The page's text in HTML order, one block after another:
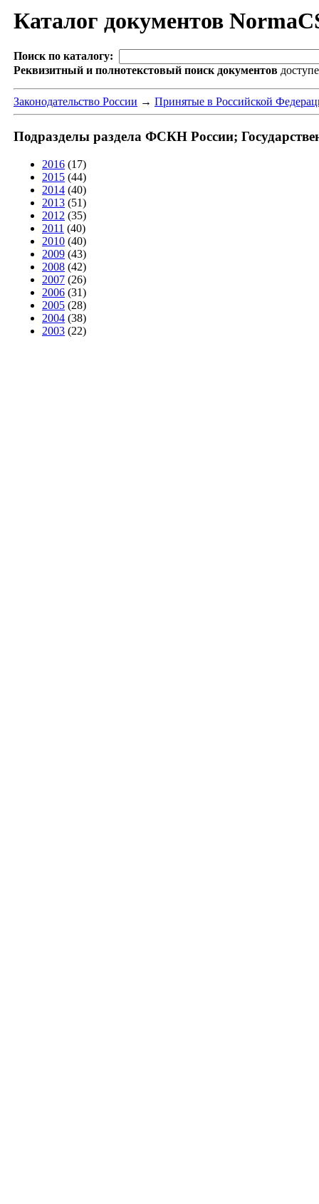
Каталог документов
Поиск по каталогу:
Реквизитный и полнотекстовый поиск документов
Законодательство России → Принятые в Российской
Подразделы раздела ФСКН России;
2016 (17)
2015 (44)
2014 (40)
2013 (51)
2012 (35)
2011 (40)
2010 (40)
2009 (43)
2008 (42)
2007 (26)
2006 (31)
2005 (28)
2004 (38)
2003 (22)